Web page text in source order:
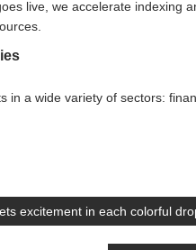
live, we accelerate indexing
in a wide variety of sectors:
excitement in each colorful